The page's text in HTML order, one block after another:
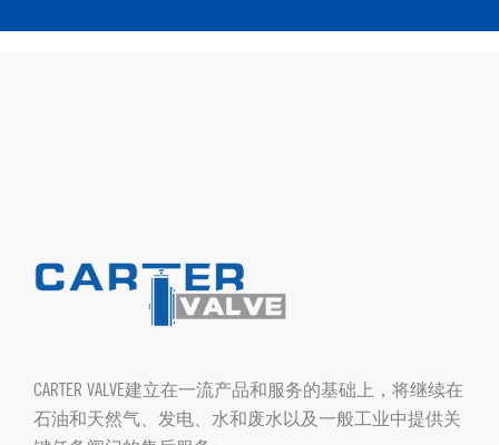
CARTER VALVE建立在一流产品和服务的基础上，将继续在
石油和天然气、发电、水和废水以及一般工业中提供关